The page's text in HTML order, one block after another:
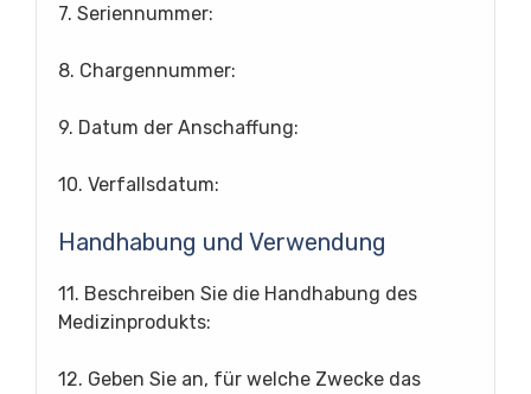
7. Seriennummer:
8. Chargennummer:
9. Datum der Anschaffung:
10. Verfallsdatum:
Handhabung und Verwendung
11. Beschreiben Sie die Handhabung des
Medizinprodukts:
12. Geben Sie an, für welche Zwecke das